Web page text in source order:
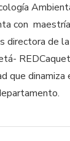
con
de la
que dinamiza